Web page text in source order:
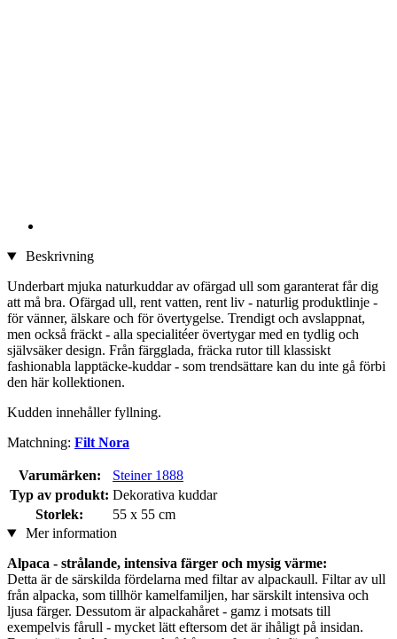
Beskrivning
Underbart mjuka naturkuddar av ofärgad ull som garanterat får dig
att må bra. Ofärgad ull, rent vatten, rent liv - naturlig produktlinje -
för vänner, älskare och för övertygelse. Trendigt och avslappnat,
men också fräckt - alla specialitéer övertygar med en tydlig och
självsäker design. Från färgglada, fräcka rutor till klassiskt
fashionabla lapptäcke-kuddar - som trendsättare kan du inte gå förbi
den här kollektionen.
Kudden innehåller fyllning.
Matchning: Filt Nora
Varumärken:
Steiner 1888
Typ av produkt: Dekorativa kuddar
Storlek:
55 x 55 cm
Mer information
Alpaca - strålande, intensiva färger och mysig värme:
Detta är de särskilda fördelarna med filtar av alpackaull. Filtar av ull
från alpacka, som tillhör kamelfamiljen, har särskilt intensiva och
ljusa färger. Dessutom är alpackahåret - gamz i motsats till
exempelvis fårull - mycket lätt eftersom det är ihåligt på insidan.